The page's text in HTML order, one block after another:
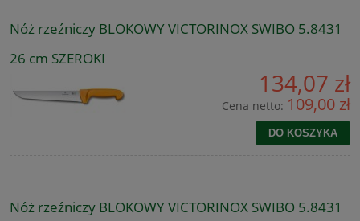
Nóż rzeźniczy BLOKOWY VICTORINOX SWIBO 5.8431
26 cm SZEROKI
134,07 zł
Cena netto: 109,00 zł
DO KOSZYKA
Nóż rzeźniczy BLOKOWY VICTORINOX SWIBO 5.8431